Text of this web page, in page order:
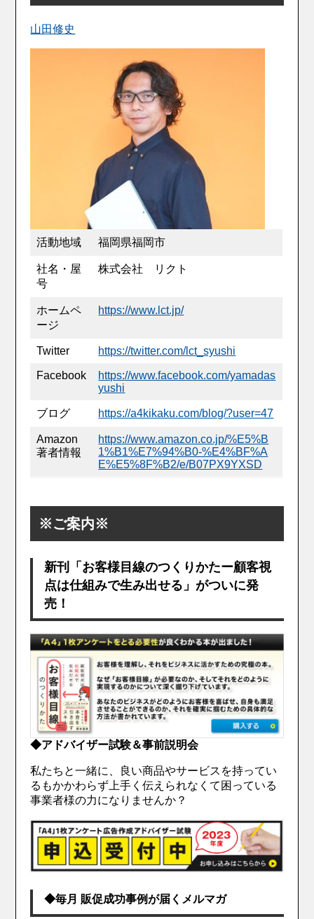
山田修史
活動地域 福岡県福岡市
社名・屋
号
株式会社 リクト
ホームペ
ージ
https://www.lct.jp/
Twitter https://twitter.com/lct_syushi
Facebook
https://www.facebook.com/yamadas
yushi
ブログ https://a4kikaku.com/blog/?user=47
Amazon
著者情報
https://www.amazon.co.jp/%E5%B
1%B1%E7%94%B0-%E4%BF%A
E%E5%8F%B2/e/B07PX9YXSD
※ご案内※
新刊「お客様目線のつくりかたー顧客視
点は仕組みで生み出せる」がついに発
売！
◆アドバイザー試験＆事前説明会
私たちと一緒に、良い商品やサービスを持ってい
るもかかわらず上手く伝えられなくて困っている
事業者様の力になりませんか？
◆毎月 販促成功事例が届くメルマガ